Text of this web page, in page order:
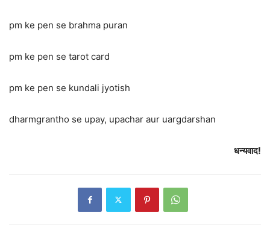
pm ke pen se brahma puran
pm ke pen se tarot card
pm ke pen se kundali jyotish
dharmgrantho se upay, upachar aur uargdarshan
धन्यवाद!